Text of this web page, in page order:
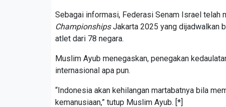
Sebagai informasi, Federasi Senam Israel telah
ChampionshipsJakarta 2025 yang dijadwalkan
atlet dari 78 negara.
Muslim Ayub menegaskan, penegakan
internasional apa pun.
“Indonesia akan kehilangan martabatnya bila
kemanusiaan,” tutup Muslim Ayub. [*]